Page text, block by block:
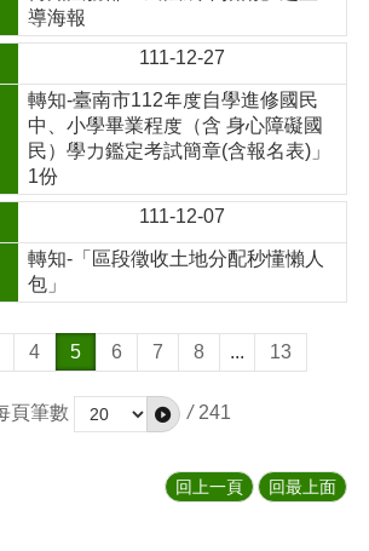
導海報
111-12-27
轉知-臺南市112年度自學進修國民
中、小學畢業程度（含 身心障礙國
民）學力鑑定考試簡章(含報名表)」
1份
111-12-07
轉知-「區段徵收土地分配秒懂懶人
包」
4 5 6 7 8 ... 13
頁筆數 / 241
回上一頁 回最上面